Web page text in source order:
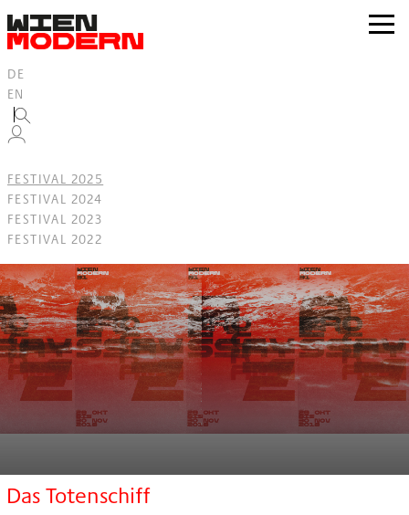
springen
zur
DE
EN
FESTIVAL 2025
FESTIVAL 2024
FESTIVAL 2023
FESTIVAL 2022
Das Totenschiff